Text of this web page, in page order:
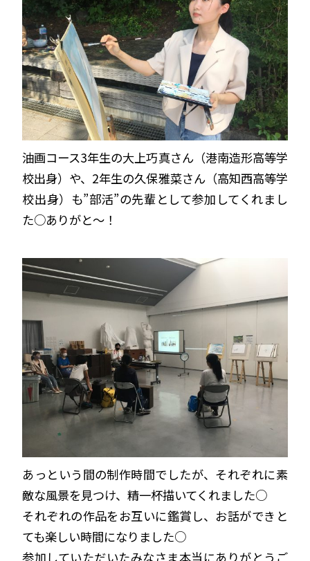
油画コース3年生の大上巧真さん（港南造形高等学
校出身）や、2年生の久保雅菜さん（高知西高等学
校出身）も”部活”の先輩として参加してくれまし
た○ありがと〜！
あっという間の制作時間でしたが、それぞれに素
敵な風景を見つけ、精一杯描いてくれました○
それぞれの作品をお互いに鑑賞し、お話ができと
ても楽しい時間になりました○
参加していただいたみなさま本当にありがとうご